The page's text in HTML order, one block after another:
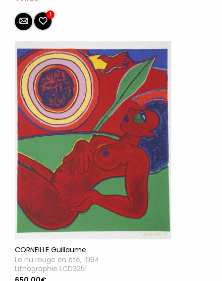
1
CORNEILLE Guillaume
Le nu rouge en été, 1994
Lithographie LCD3251